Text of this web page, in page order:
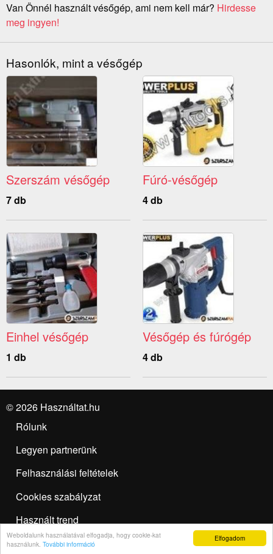
Elfogadom
Weboldalunk használatával elfogadja, hogy cookie-kat
használunk. További információ
Van Önnél használt vésőgép, ami nem kell már? Hirdesse
meg ingyen!
Hasonlók, mint a vésőgép
Szerszám vésőgép
7 db
Fúró-vésőgép
4 db
Einhel vésőgép
1 db
Vésőgép és fúrógép
4 db
© 2026 Használtat.hu
Rólunk
Legyen partnerünk
Felhasználási feltételek
Cookies szabályzat
Használt trend
Hirdetésfeladás